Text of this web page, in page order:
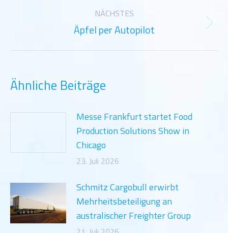
NÄCHSTES
Nächster
Äpfel per Autopilot
Ähnliche Beiträge
Messe Frankfurt startet Food
Production Solutions Show in
Chicago
23. Juli 2026
Schmitz Cargobull erwirbt
Mehrheitsbeteiligung an
australischer Freighter Group